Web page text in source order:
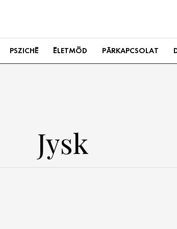
PSZICHÉ ÉLETMÓD PÁRKAPCSOLAT
Jysk